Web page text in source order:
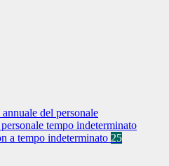
del personale
tempo indeterminato
a tempo indeterminato 25